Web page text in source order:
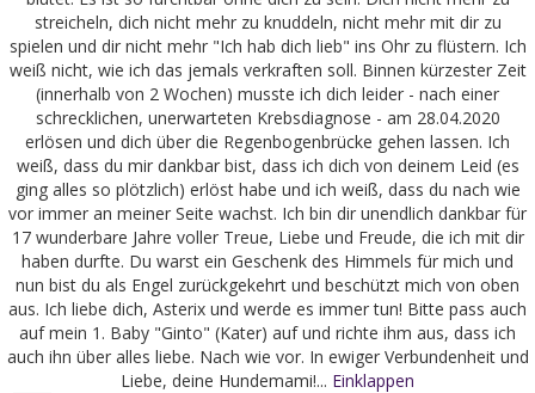
streicheln, dich nicht mehr zu knuddeln, nicht mehr mit dir zu
spielen und dir nicht mehr "Ich hab dich lieb" ins Ohr zu flüstern. Ich
weiß nicht, wie ich das jemals verkraften soll. Binnen kürzester Zeit
(innerhalb von 2 Wochen) musste ich dich leider - nach einer
schrecklichen, unerwarteten Krebsdiagnose - am 28.04.2020
erlösen und dich über die Regenbogenbrücke gehen lassen. Ich
weiß, dass du mir dankbar bist, dass ich dich von deinem Leid (es
ging alles so plötzlich) erlöst habe und ich weiß, dass du nach wie
vor immer an meiner Seite wachst. Ich bin dir unendlich dankbar für
17 wunderbare Jahre voller Treue, Liebe und Freude, die ich mit dir
haben durfte. Du warst ein Geschenk des Himmels für mich und
nun bist du als Engel zurückgekehrt und beschützt mich von oben
aus. Ich liebe dich, Asterix und werde es immer tun! Bitte pass auch
auf mein 1. Baby "Ginto" (Kater) auf und richte ihm aus, dass ich
auch ihn über alles liebe. Nach wie vor. In ewiger Verbundenheit und
Liebe, deine Hundemami!... Einklappen